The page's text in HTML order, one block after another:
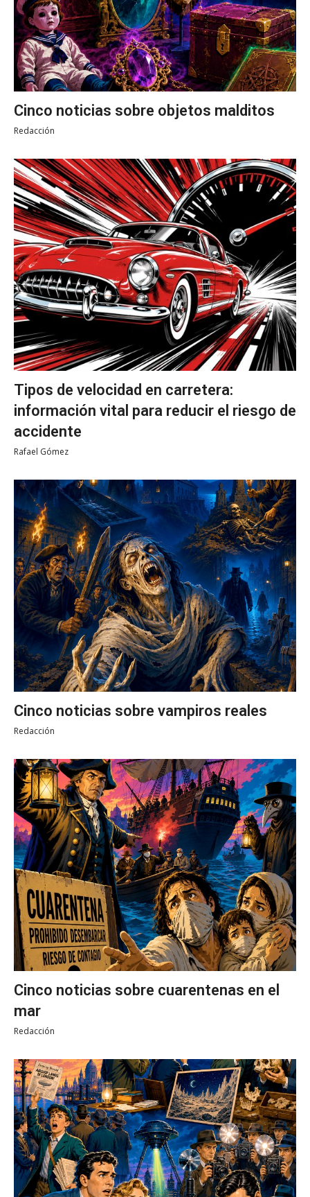
Cinco noticias sobre objetos malditos
Redacción
Tipos de velocidad en carretera:
información vital para reducir el riesgo de
accidente
Rafael Gómez
Cinco noticias sobre vampiros reales
Redacción
Cinco noticias sobre cuarentenas en el
mar
Redacción